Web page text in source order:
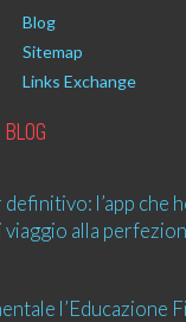
Blog
Sitemap
Links Exchange
l’app che
alla
l’Educazione